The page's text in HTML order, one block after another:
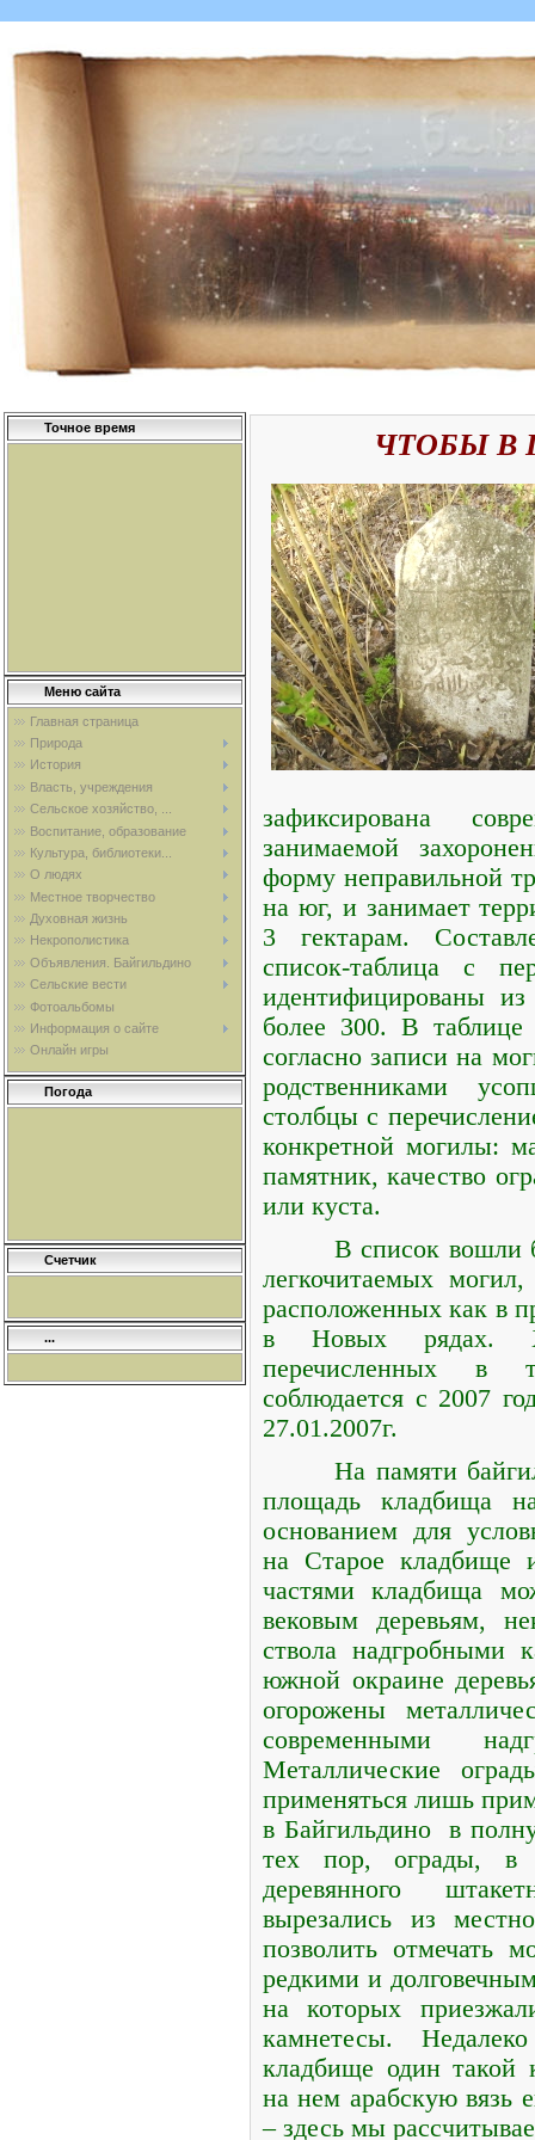
Точное время
Меню сайта
Главная страница
Природа
История
Власть, учреждения
Сельское хозяйство, ...
Воспитание, образование
Культура, библиотеки...
О людях
Местное творчество
Духовная жизнь
Некрополистика
Объявления. Байгильдино
Сельские вести
Фотоальбомы
Информация о сайте
Онлайн игры
Погода
Счетчик
...
ЧТОБЫ В
зафиксирована
занимаемой
форму неправильной
на юг, и занимает
3 гектарам.
список-таблица с
идентифицированы
более 300. В
согласно записи на
родственниками
столбцы с
конкретной могилы:
памятник, качество
или куста.
В список вошли
легкочитаемых
расположенных как в
в Новых рядах.
перечисленных в
соблюдается с 2007
27.01.2007г.
На памяти
площадь кладбища
основанием для
на Старое кладбище
частями кладбища
вековым деревьям,
ствола надгробными
южной окраине
огорожены
современными
Металлические
применяться лишь
в Байгильдино в
тех пор, ограды, в
деревянного
вырезались из
позволить отмечать
редкими и
на которых
камнетесы.
кладбище один такой
на нем арабскую вязь
– здесь мы